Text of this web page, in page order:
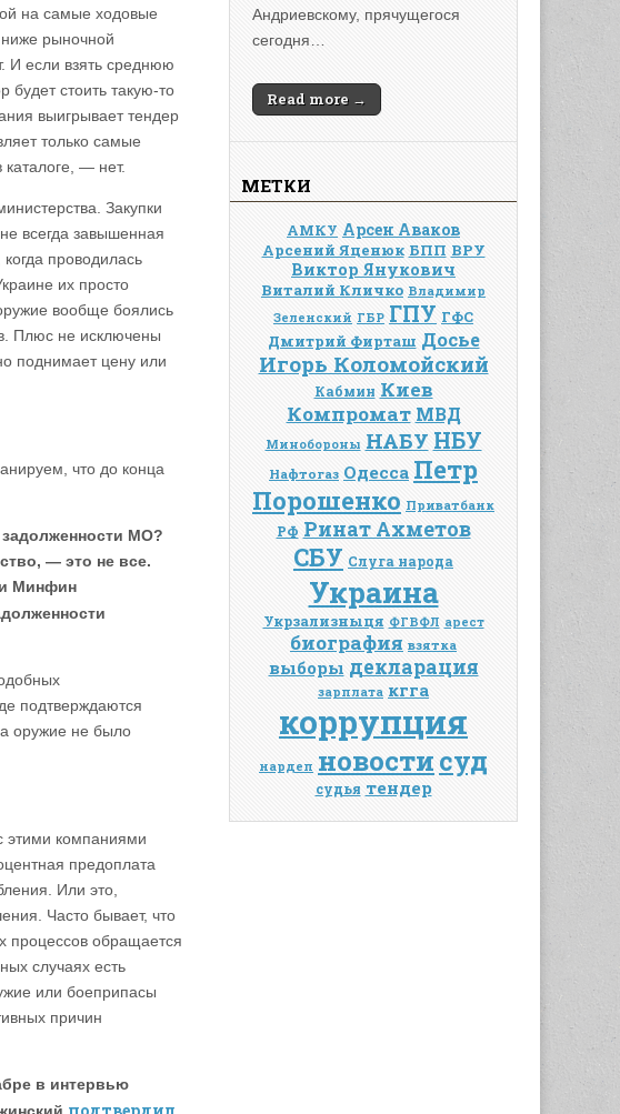
на самые ходовые
рыночной
И если взять среднюю
будет стоить такую-то
выигрывает тендер
только самые
— нет.
Закупки
всегда завышенная
проводилась
их просто
вообще боялись
Плюс не исключены
поднимает цену или
что до конца
МО?
— это не все.
Минфин
подтверждаются
оружие не было
этими компаниями
предоплата
Или это,
Часто бывает, что
процессов обращается
случаях есть
или боеприпасы
причин
в интервью
подтвердил
Андриевскому, прячущегося
сегодня…
Read more →
МЕТКИ
АМКУ Арсен Аваков
Арсений Яценюк БПП ВРУ
Виктор Янукович
Виталий Кличко Владимир
Зеленский ГБР ГПУ ГФС
Дмитрий Фирташ Досье
Игорь Коломойский
Кабмин Киев
Компромат МВД
Минобороны НАБУ НБУ
Нафтогаз Одесса Петр
Порошенко Приватбанк
РФ Ринат Ахметов
СБУ Слуга народа
Украина
Укрзализныця ФГВФЛ арест
биография взятка
выборы декларация
зарплата кгга
коррупция
нардеп новостисуд
судья тендер